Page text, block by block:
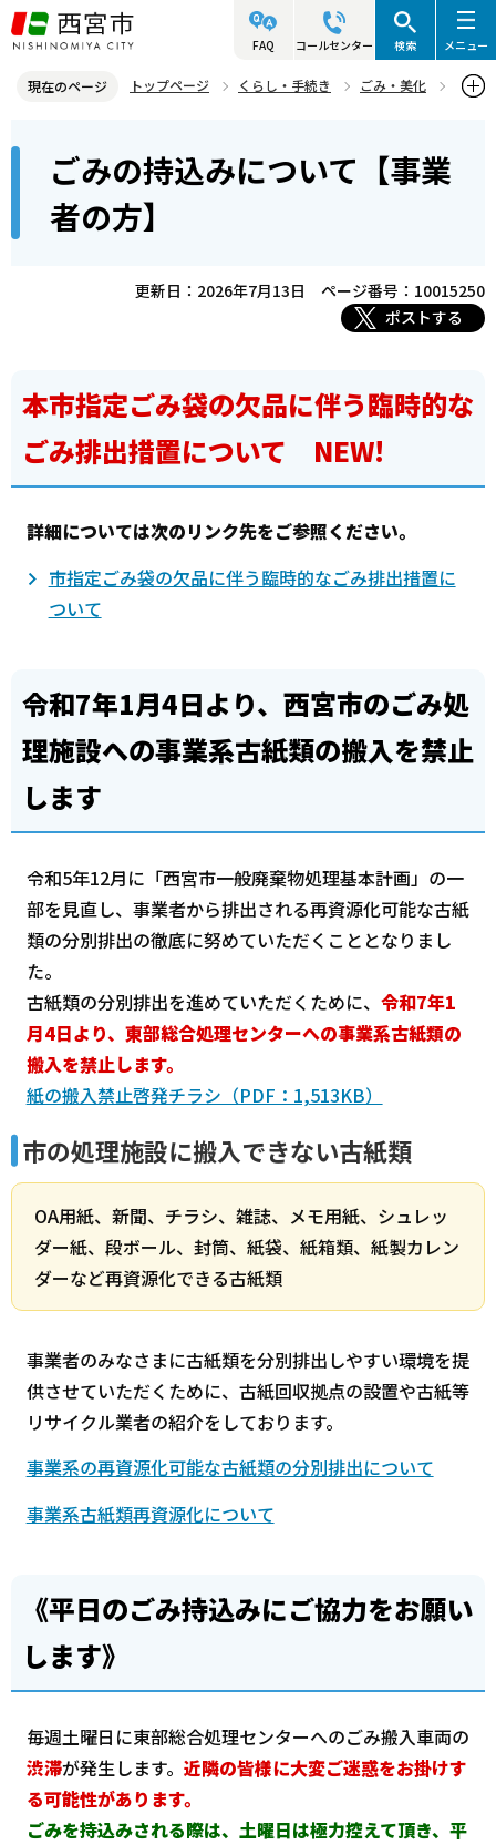
こ
の
ジ
頭
FAQ コールセンター 検索 メニュー
現在のページ トップページ くらし・手続き
ごみ・美化
ごみの持込みについて【事業
者の方】
更新日：2026年7月13日
ページ番号：10015250
ポストする
本市指定ごみ袋の欠品に伴う臨時的な
ごみ排出措置について NEW!
詳細については次のリンク先をご参照ください。
市指定ごみ袋の欠品に伴う臨時的なごみ排出措置に
ついて
令和7年1月4日より、西宮市のごみ処
理施設への事業系古紙類の搬入を禁止
します
令和5年12月に「西宮市一般廃棄物処理基本計画」の一
部を見直し、事業者から排出される再資源化可能な古紙
類の分別排出の徹底に努めていただくこととなりまし
た。
古紙類の分別排出を進めていただくために、 令和7年1
月4日より、東部総合処理センターへの事業系古紙類の
搬入を禁止します。
紙の搬入禁止啓発チラシ（PDF：1,513KB）
市の処理施設に搬入できない古紙類
OA用紙、新聞、チラシ、雑誌、メモ用紙、シュレッ
ダー紙、段ボール、封筒、紙袋、紙箱類、紙製カレン
ダーなど再資源化できる古紙類
事業者のみなさまに古紙類を分別排出しやすい環境を提
供させていただくために、古紙回収拠点の設置や古紙等
リサイクル業者の紹介をしております。
事業系の再資源化可能な古紙類の分別排出について
事業系古紙類再資源化について
《平日のごみ持込みにご協力をお願い
します》
毎週土曜日に東部総合処理センターへのごみ搬入車両の
渋滞が発生します。 近隣の皆様に大変ご迷惑をお掛けす
る可能性があります。
ごみを持込みされる際は、土曜日は極力控えて頂き、平